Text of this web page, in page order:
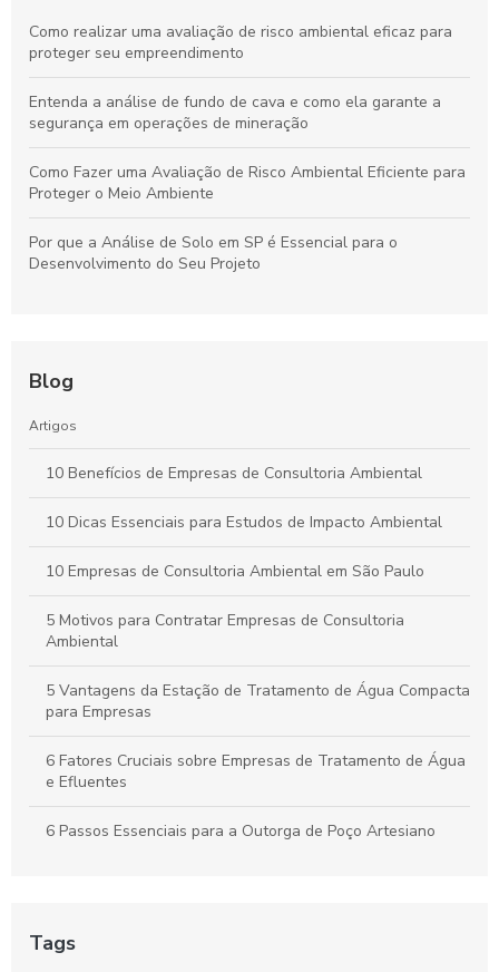
Como realizar uma avaliação de risco ambiental eficaz para
proteger seu empreendimento
Entenda a análise de fundo de cava e como ela garante a
segurança em operações de mineração
Como Fazer uma Avaliação de Risco Ambiental Eficiente para
Proteger o Meio Ambiente
Por que a Análise de Solo em SP é Essencial para o
Desenvolvimento do Seu Projeto
Blog
Artigos
10 Benefícios de Empresas de Consultoria Ambiental
10 Dicas Essenciais para Estudos de Impacto Ambiental
10 Empresas de Consultoria Ambiental em São Paulo
5 Motivos para Contratar Empresas de Consultoria
Ambiental
5 Vantagens da Estação de Tratamento de Água Compacta
para Empresas
6 Fatores Cruciais sobre Empresas de Tratamento de Água
e Efluentes
6 Passos Essenciais para a Outorga de Poço Artesiano
6 Passos para uma Investigação de Passivo Ambiental em
Tags